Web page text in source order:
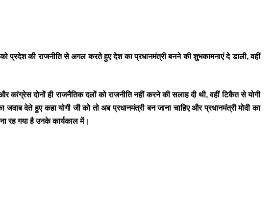
प्रदेश की राजनीति से अगल करते हुए देश का प्रधानमंत्री बनने की शुभकामनाएं दे डाली, वहीं
दोनों ही राजनैतिक दलों को राजनीति नहीं करने की सलाह दी थी, वहीं टिकैत से योगी
देते हुए कहा योगी जी को तो अब प्रधानमंत्री बन जाना चाहिए और प्रधानमंत्री मोदी का
रह गया है उनके कार्यकाल में।